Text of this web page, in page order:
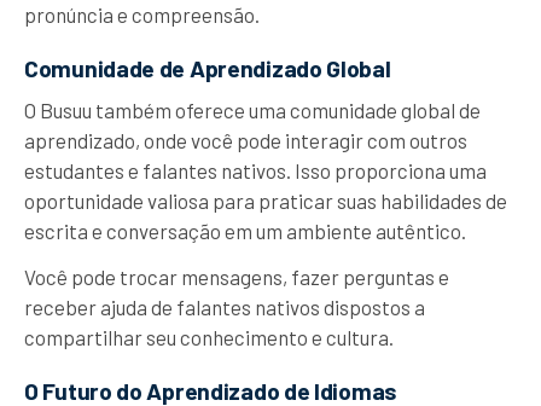
pronúncia e compreensão.
Comunidade de Aprendizado Global
O Busuu também oferece uma comunidade global de
aprendizado, onde você pode interagir com outros
estudantes e falantes nativos. Isso proporciona uma
oportunidade valiosa para praticar suas habilidades de
escrita e conversação em um ambiente autêntico.
Você pode trocar mensagens, fazer perguntas e
receber ajuda de falantes nativos dispostos a
compartilhar seu conhecimento e cultura.
O Futuro do Aprendizado de Idiomas